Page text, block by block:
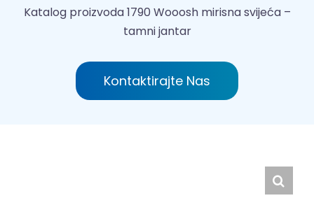
Katalog proizvoda1790 Wooosh mirisna svijeća –
tamni jantar
Kontaktirajte Nas